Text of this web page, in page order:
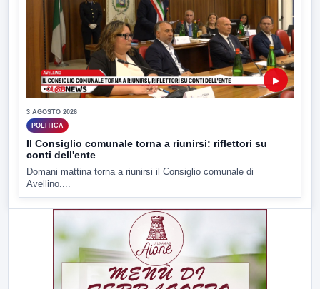
▶
3 AGOSTO 2026
POLITICA
Il Consiglio comunale torna a riunirsi: riflettori su
conti dell'ente
Domani mattina torna a riunirsi il Consiglio comunale di
Avellino....